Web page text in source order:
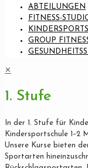
ABTEILUNGEN
FITNESS-
GROUP
✕
1. Stufe
In der 1. Stufe für
Kindersportschule 1–2
Unsere Kurse bieten
Sportarten